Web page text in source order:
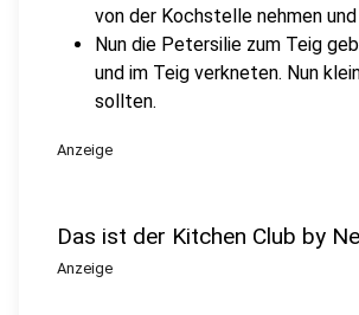
von der Kochstelle nehmen
Nun die Petersilie zum Teig
und im Teig verkneten. Nun
sollten.
Anzeige
Das ist der Kitchen Club by
Anzeige